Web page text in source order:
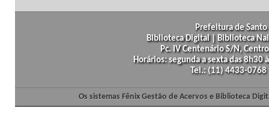
Prefeitura de
Biblioteca Digital | Biblioteca
Pc. IV Centenário S/N,
Horários: segunda a sexta das
Tel.: (11) 4433-
Os sistemas Fênix Gestão de Acervos e Biblioteca